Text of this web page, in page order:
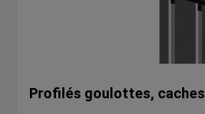
Profilés goulottes, caches